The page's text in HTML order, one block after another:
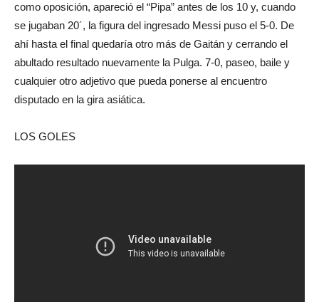
como oposición, apareció el “Pipa” antes de los 10 y, cuando
se jugaban 20´, la figura del ingresado Messi puso el 5-0. De
ahí hasta el final quedaría otro más de Gaitán y cerrando el
abultado resultado nuevamente la Pulga. 7-0, paseo, baile y
cualquier otro adjetivo que pueda ponerse al encuentro
disputado en la gira asiática.
LOS GOLES